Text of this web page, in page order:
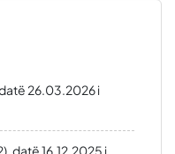
26.03.2026 i
datë 16.12.2025 i